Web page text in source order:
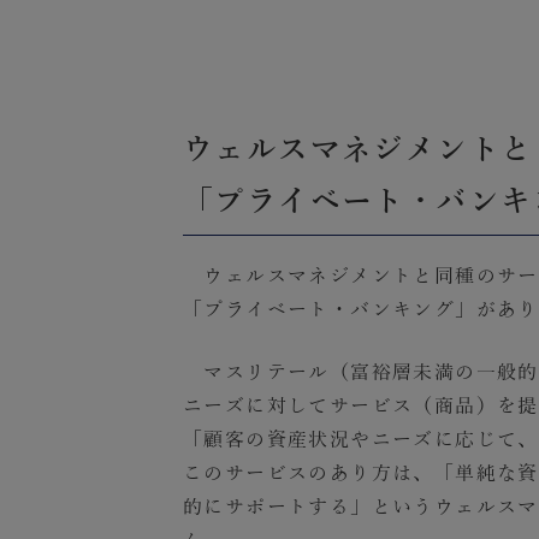
ウェルスマネジメントと
「プライベート・バン
ウェルスマネジメントと同種のサ
「プライベート・バンキング」があ
マスリテール（富裕層未満の一般
ニーズに対してサービス（商品）を
「顧客の資産状況やニーズに応じて
このサービスのあり方は、「単純な
的にサポートする」というウェルス